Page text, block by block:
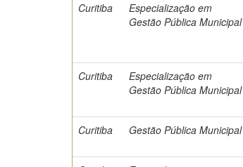
Curitiba
Especialização em
Gestão Pública Municipal
Curitiba
Especialização em
Gestão Pública Municipal
Curitiba
Gestão Pública Municipal